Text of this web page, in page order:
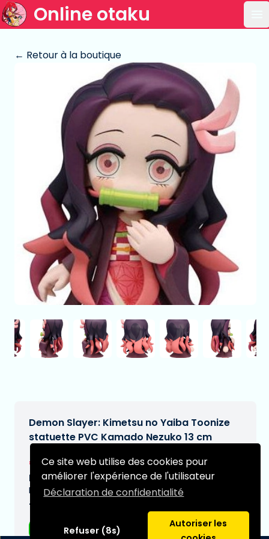
Ce site web utilise des cookies pour
améliorer l'expérience de l'utilisateur
Déclaration de confidentialité
Refuser (8s)
Autoriser les
Online otaku
← Retour à la boutique
Demon Slayer: Kimetsu no Yaiba Toonize
statuette PVC Kamado Nezuko 13 cm
€27,95 [Sous réserve de modifications]
Date de livraison prévue:
N/A
Type:
Figurines d'anime